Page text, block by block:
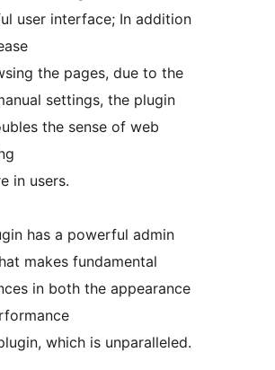
user interface; In addition
the pages, due to the
settings, the plugin
the sense of web
in users.
has a powerful admin
makes fundamental
in both the appearance
which is unparalleled.